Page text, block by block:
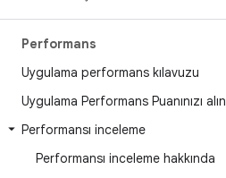
Performans
Uygulama performans kılavuzu
Uygulama Performans Puanınızı alın
Performansı inceleme
Performansı inceleme hakkında